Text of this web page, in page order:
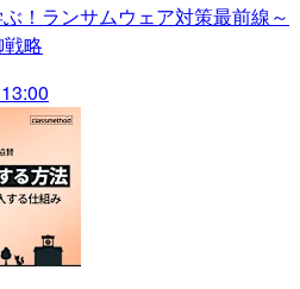
！ランサムウェア対策最前線～
略